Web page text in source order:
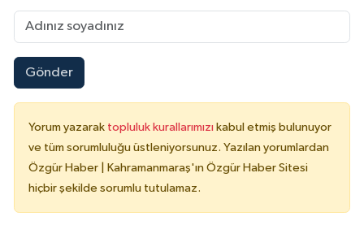
Gönder
Yorum yazarak topluluk kurallarımızı kabul etmiş bulunuyor
ve tüm sorumluluğu üstleniyorsunuz. Yazılan yorumlardan
Özgür Haber | Kahramanmaraş'ın Özgür Haber Sitesi
hiçbir şekilde sorumlu tutulamaz.